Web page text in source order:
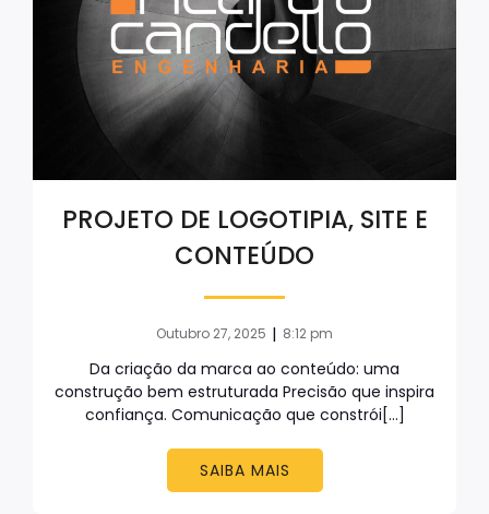
PROJETO DE LOGOTIPIA, SITE E
CONTEÚDO
Outubro 27, 2025 | 8:12 pm
Da criação da marca ao conteúdo: uma
construção bem estruturada Precisão que inspira
confiança. Comunicação que constrói[…]
SAIBA MAIS